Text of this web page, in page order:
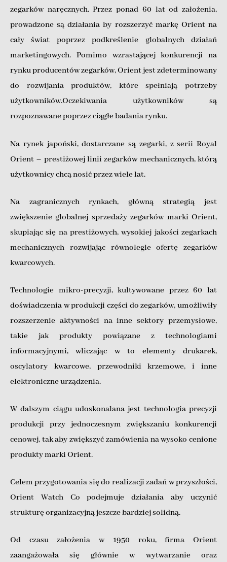
zegarków naręcznych. Przez ponad 60 lat od założenia,
prowadzone są działania by rozszerzyć markę Orient na
cały świat poprzez podkreślenie globalnych działań
marketingowych. Pomimo wzrastającej konkurencji na
rynku producentów zegarków, Orient jest zdeterminowany
do rozwijania produktów, które spełniają potrzeby
użytkowników.Oczekiwania użytkowników są
rozpoznawane poprzez ciągłe badania rynku.
Na rynek japoński, dostarczane są zegarki, z serii Royal
Orient – prestiżowej linii zegarków mechanicznych, którą
użytkownicy chcą nosić przez wiele lat.
Na zagranicznych rynkach, główną strategią jest
zwiększenie globalnej sprzedaży zegarków marki Orient,
skupiając się na prestiżowych, wysokiej jakości zegarkach
mechanicznych rozwijając równolegle ofertę zegarków
kwarcowych.
Technologie mikro-precyzji, kultywowane przez 60 lat
doświadczenia w produkcji części do zegarków, umożliwiły
rozszerzenie aktywności na inne sektory przemysłowe,
takie jak produkty powiązane z technologiami
informacyjnymi, wliczając w to elementy drukarek,
oscylatory kwarcowe, przewodniki krzemowe, i inne
elektroniczne urządzenia.
W dalszym ciągu udoskonalana jest technologia precyzji
produkcji przy jednoczesnym zwiększaniu konkurencji
cenowej, tak aby zwiększyć zamówienia na wysoko cenione
produkty marki Orient.
Celem przygotowania się do realizacji zadań w przyszłości,
Orient Watch Co podejmuje działania aby uczynić
strukturę organizacyjną jeszcze bardziej solidną.
Od czasu założenia w 1950 roku, firma Orient
zaangażowała się głównie w wytwarzanie oraz